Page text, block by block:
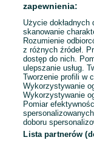
Niepełny etat
Umowa zlecenie
Doświadczenie
Pracownicy z
Odświeżono dnia 06
1
zapewnienia:
Użycie
skanowanie
Rozumienie
z różnych źródeł.
dostęp do nich.
ulepszanie usług.
Tworzenie profili w
Wykorzystywanie
Wykorzystywanie
Pomiar
doboru
Lista partnerów